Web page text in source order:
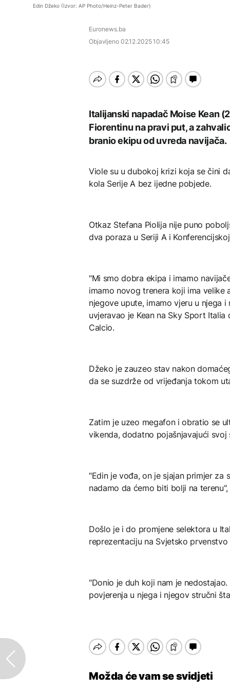
AKTUELNO
Rudari u teškom stanju,
dvojici ukazana Hitna
institucijama BiH:
odgovore
Protest u RMU Zenica:
Rudari u teškom stanju,
AKTUELNO
krijumčari koji su
prebacivali migrante iz
Sirije
FOKUS
najviše u posljednje tri
godine
Plovidba Hormuškim
moreuzom neće biti
naplaćivana do
konačnog sporazuma s
Iranom
Istorijska presuda protiv
Mete, zbog ugrožavanja
miliona dolara
KULTURA
Rat i pijesak prijete
Rihanna radi na novom
albumu
Edin Džeko (Izvor: AP Photo/Heinz-Peter Bader)
Euronews.ba
Objavljeno 02.12.2025 10:45
Italijanski napadač Moise Kean
Fiorentinu na pravi put, a
branio ekipu od uvreda navijača.
Viole su u dubokoj krizi koja se čini
kola Serije A bez ijedne pobjede.
Otkaz Stefana Piolija nije puno
dva poraza u Seriji A i
"Mi smo dobra ekipa i imamo
imamo novog trenera koji ima velike
njegove upute, imamo vjeru u njega
uvjeravao je Kean na Sky Sport
Calcio.
Džeko je zauzeo stav nakon
da se suzdrže od vrijeđanja tokom
Zatim je uzeo megafon i obratio se
vikenda, dodatno pojašnjavajući svoj
"Edin je vođa, on je sjajan primjer za
nadamo da ćemo biti bolji na
Došlo je i do promjene selektora u
reprezentaciju na Svjetsko
"Donio je duh koji nam je
povjerenja u njega i njegov stručni
Možda će vam se svidjeti